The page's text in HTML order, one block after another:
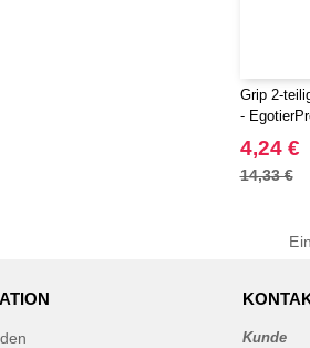
Grip 2-
-
4,24 €
14,33 €
Kunde